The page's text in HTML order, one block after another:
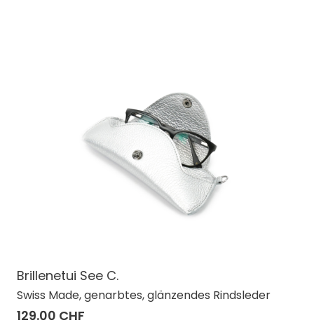
Brillenetui See C.
Swiss Made, genarbtes, glänzendes Rindsleder
129.00 CHF